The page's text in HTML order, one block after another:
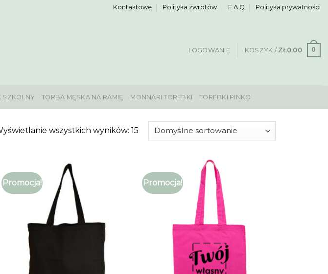
Kontaktowe Polityka zwrotów F.A.Q Polityka prywatności
LOGOWANIE KOSZYK / ZŁ0.00 0
SZKOLNY TORBA MĘSKA NA RAMIĘ MONNARI TOREBKI TOREBKI PINKO
wszystkich wyników: 15
Promocja! Promocja!